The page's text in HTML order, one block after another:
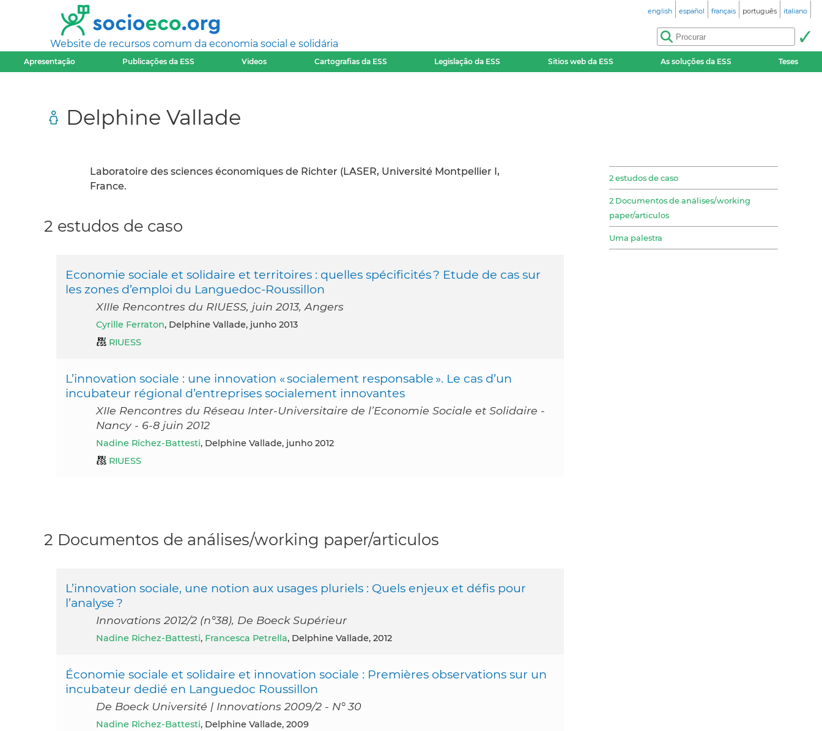
Website de recursos comum da economia social e solidária
english español français português italiano
Apresentação Publicações da ESS Videos Cartografias da ESS Legislação da ESS Sitios web da ESS As soluções da ESS Teses
Delphine Vallade
Laboratoire des sciences économiques de Richter (LASER, Université Montpellier I,
France.
2 estudos de caso
2 Documentos de análises/working
paper/articulos
Uma palestra
2 estudos de caso
Economie sociale et solidaire et territoires : quelles spécificités ? Etude de cas sur
les zones d’emploi du Languedoc-Roussillon
XIIIe Rencontres du RIUESS, juin 2013, Angers
Cyrille Ferraton, Delphine Vallade, junho 2013
RIUESS
L’innovation sociale : une innovation « socialement responsable ». Le cas d’un
incubateur régional d’entreprises socialement innovantes
XIIe Rencontres du Réseau Inter-Universitaire de l’Economie Sociale et Solidaire -
Nancy - 6-8 juin 2012
Nadine Richez-Battesti, Delphine Vallade, junho 2012
RIUESS
2 Documentos de análises/working paper/articulos
L’innovation sociale, une notion aux usages pluriels : Quels enjeux et défis pour
l’analyse ?
Innovations 2012/2 (n°38), De Boeck Supérieur
Nadine Richez-Battesti, Francesca Petrella, Delphine Vallade, 2012
Économie sociale et solidaire et innovation sociale : Premières observations sur un
incubateur dedié en Languedoc Roussillon
De Boeck Université | Innovations 2009/2 - N° 30
Nadine Richez-Battesti, Delphine Vallade, 2009